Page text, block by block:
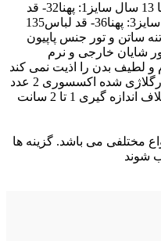
4 سایزی سایزبندی: مناسب حدود 5 تا 13 سال سایز1: پهنا32- قد
لباس115 سایز2: پهنا34- قدلباس125 سایز3: پهنا36- قد لباس135
لباس145 جنس بالاتنه ساتن و تور جنس پاپیون
شایان خارجی و نرم
و لطیف بدن را اذیت نمی کند
آستر از جنس تافته قسمت سرشانه رگلاژی شده اکسسوری 2 عدد
ساق تور رنگ بندی: آبی و صورتی اختلاف اندازه گیری 1 تا 2 سانت
مختلفی می باشد. گزینه ها
شوند